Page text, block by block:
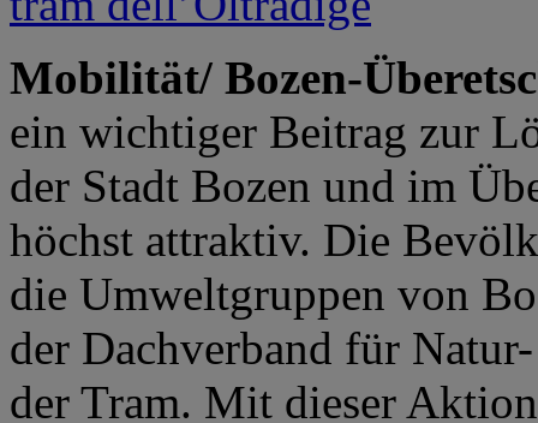
Mobilität/ Bozen-
ein wichtiger Beitrag zur
der Stadt Bozen und im
höchst attraktiv. Die
die Umweltgruppen von
der Dachverband für
der Tram. Mit dieser